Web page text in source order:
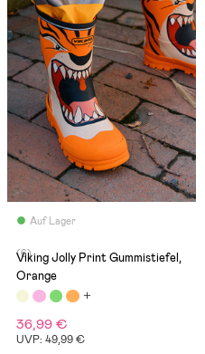
Auf Lager
(6)
Viking Jolly Print Gummistiefel,
Orange
36,99 €
UVP: 49,99 €